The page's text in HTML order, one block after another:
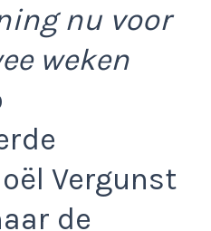
nu voor
weken
Vergunst
de